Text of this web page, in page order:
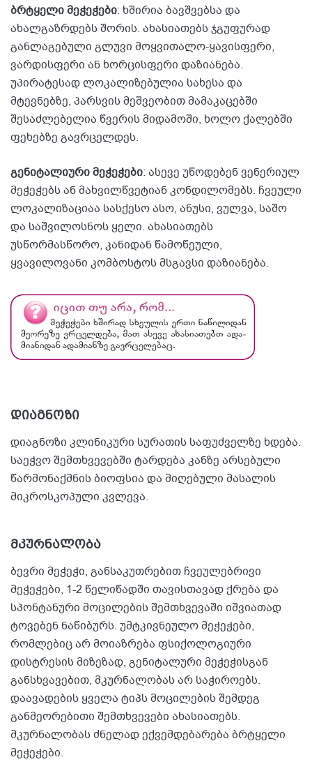
ბრტყელი მეჭეჭები: ხშირია ბავშვებსა და
ახალგაზრდებს შორის. ახასიათებს ჯგუფურად
განლაგებული გლუვი მოყვითალო-ყავისფერი,
ვარდისფერი ან ხორცისფერი დაზიანება.
უპირატესად ლოკალიზებულია სახესა და
მტევნებზე, პარსვის მეშვეობით მამაკაცებში
შესაძლებელია წვერის მიდამოში, ხოლო ქალებში
ფეხებზე გავრცელდეს.
გენიტალიური მეჭეჭები: ასევე უწოდებენ ვენერიულ
მეჭეჭებს ან მახვილწვეტიან კონდილომებს. ჩვეული
ლოკალიზაციაა სასქესო ასო, ანუსი, ვულვა, საშო
და საშვილოსნოს ყელი. ახასიათებს
უსწორმასწორო, კანიდან წამოწეული,
ყვავილოვანი კომბოსტოს მსგავსი დაზიანება.
დიაგნოზი
დიაგნოზი კლინიკური სურათის საფუძველზე ხდება.
საეჭვო შემთხვევებში ტარდება კანზე არსებული
წარმონაქმნის ბიოფსია და მიღებული მასალის
მიკროსკოპული კვლევა.
მკურნალობა
ბევრი მეჭეჭი, განსაკუთრებით ჩვეულებრივი
მეჭეჭები, 1-2 წელიწადში თავისთავად ქრება და
სპონტანური მოცილების შემთხვევაში იშვიათად
ტოვებენ ნაწიბურს. უმტკივნეულო მეჭეჭები,
რომლებიც არ მოიაზრება ფსიქოლოგიური
დისტრესის მიზეზად, გენიტალური მეჭეჭისგან
განსხვავებით, მკურნალობას არ საჭიროებს.
დაავადების ყველა ტიპს მოცილების შემდეგ
განმეორებითი შემთხვევები ახასიათებს.
მკურნალობას ძნელად ექვემდებარება ბრტყელი
მეჭეჭები.